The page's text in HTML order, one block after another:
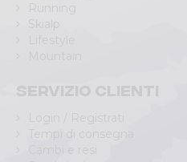
Running
Skialp
Servizio clienti